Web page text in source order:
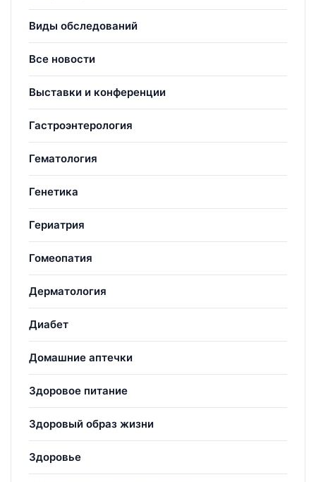
Виды обследований
Все новости
Выставки и конференции
Гастроэнтерология
Гематология
Генетика
Гериатрия
Гомеопатия
Дерматология
Диабет
Домашние аптечки
Здоровое питание
Здоровый образ жизни
Здоровье